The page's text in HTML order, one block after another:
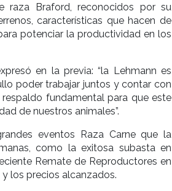
raza Braford, reconocidos por su
características que hacen de
potenciar la productividad en los
en la previa: “la Lehmann es
poder trabajar juntos y contar con
fundamental para que este
de nuestros animales”.
eventos Raza Carne que la
como la exitosa subasta en
Remate de Reproductores en
los precios alcanzados.